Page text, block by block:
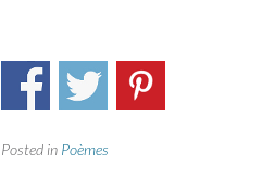
Posted in Poèmes